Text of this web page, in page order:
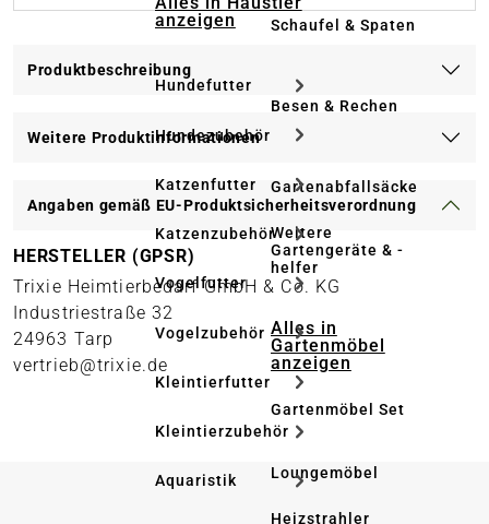
anzeigen
Hundefutter
Hundezubehör
Katzenfutter
Katzenzubehör
Vogelfutter
Vogelzubehör
Kleintierfutter
Kleintierzubehör
Aquaristik
Schaufel & Spaten
Besen & Rechen
Gartenabfallsäcke
Weitere
Gartengeräte & -
helfer
Alles in
Gartenmöbel
anzeigen
Gartenmöbel Set
Loungemöbel
Heizstrahler
Produktbeschreibung
Weitere Produktinformationen
Angaben gemäß EU-Produktsicherheitsverordnung
HERSTELLER (GPSR)
Trixie Heimtierbedarf GmbH & Co. KG
Industriestraße 32
24963 Tarp
vertrieb@trixie.de